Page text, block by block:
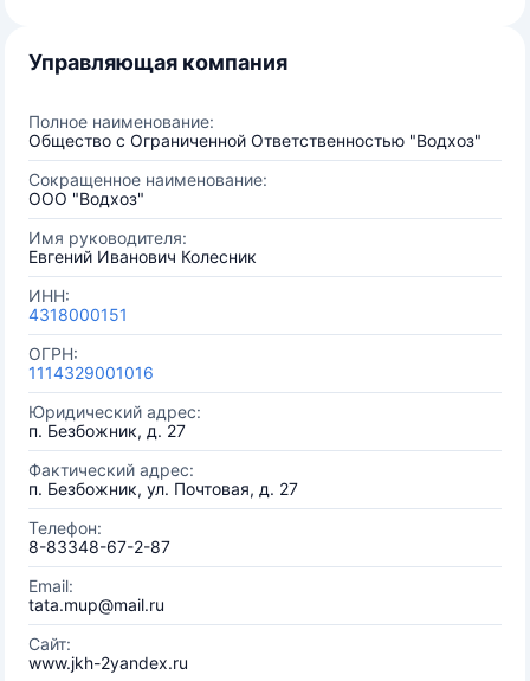
Управляющая компания
Полное наименование:
Общество с Ограниченной Ответственностью "Водхоз"
Сокращенное наименование:
ООО "Водхоз"
Имя руководителя:
Евгений Иванович Колесник
ИНН:
4318000151
ОГРН:
1114329001016
Юридический адрес:
п. Безбожник, д. 27
Фактический адрес:
п. Безбожник, ул. Почтовая, д. 27
Телефон:
8-83348-67-2-87
Email:
tata.mup@mail.ru
Сайт:
www.jkh-2yandex.ru